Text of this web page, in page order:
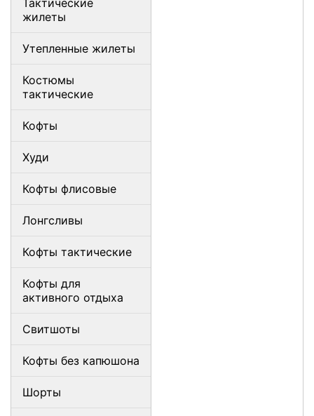
Тактические
жилеты
Утепленные жилеты
Костюмы
тактические
Кофты
Худи
Кофты флисовые
Лонгсливы
Кофты тактические
Кофты для
активного отдыха
Свитшоты
Кофты без капюшона
Шорты